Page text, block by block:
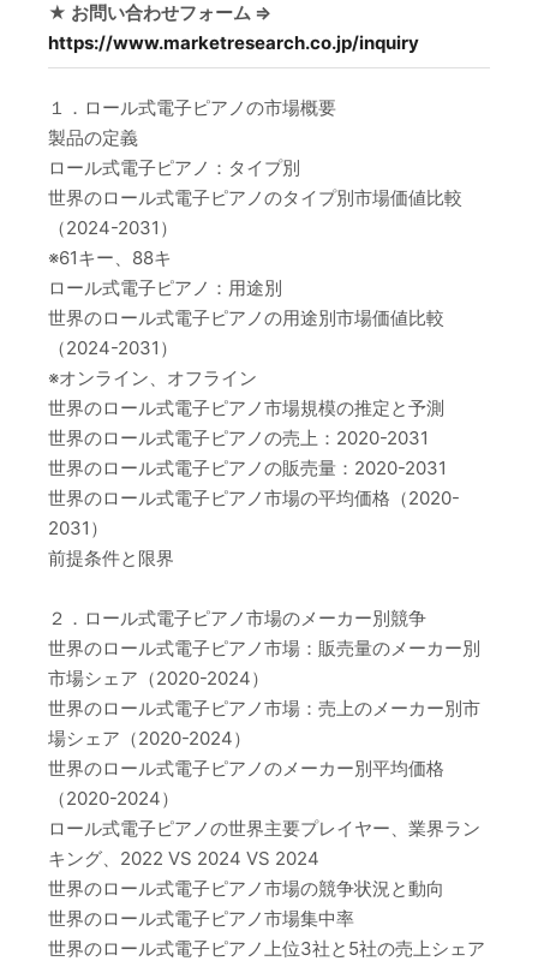
★ お問い合わせフォーム ⇒
https://www.marketresearch.co.jp/inquiry
１．ロール式電子ピアノの市場概要
製品の定義
ロール式電子ピアノ：タイプ別
世界のロール式電子ピアノのタイプ別市場価値比較
（2024-2031）
※61キー、88キ
ロール式電子ピアノ：用途別
世界のロール式電子ピアノの用途別市場価値比較
（2024-2031）
※オンライン、オフライン
世界のロール式電子ピアノ市場規模の推定と予測
世界のロール式電子ピアノの売上：2020-2031
世界のロール式電子ピアノの販売量：2020-2031
世界のロール式電子ピアノ市場の平均価格（2020-
2031）
前提条件と限界
２．ロール式電子ピアノ市場のメーカー別競争
世界のロール式電子ピアノ市場：販売量のメーカー別
市場シェア（2020-2024）
世界のロール式電子ピアノ市場：売上のメーカー別市
場シェア（2020-2024）
世界のロール式電子ピアノのメーカー別平均価格
（2020-2024）
ロール式電子ピアノの世界主要プレイヤー、業界ラン
キング、2022 VS 2024 VS 2024
世界のロール式電子ピアノ市場の競争状況と動向
世界のロール式電子ピアノ市場集中率
世界のロール式電子ピアノ上位3社と5社の売上シェア